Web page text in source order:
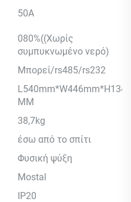
50A
080%((Χωρίς
συμπυκνωμένο νερό)
Μπορεί/rs485/rs232
L540mm*W446mm*H134
MM
38,7kg
έσω από το σπίτι
Φυσική ψύξη
Mostal
IP20